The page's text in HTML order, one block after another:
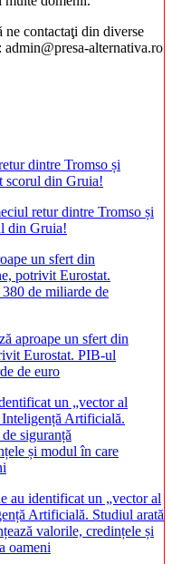
ne contactaţi din diverse
alternativa.ro
retur dintre Tromso și
din Gruia!
aproape un sfert din
Eurostat. PIB-ul
de euro
au identificat un „vector al
Artificială. Studiul arată
valorile, credințele și
oameni